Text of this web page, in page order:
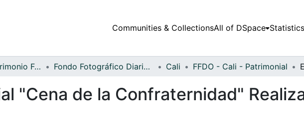
Communities & CollectionsAll of DSpace Statistics
Archivo del Patrimonio Fotográfico y Fílmico del Valle del Cauca Fondo Fotográfico Diario Occidente Cali FFDO - Cali - Patrimonial
"Cena de la Confraternidad"